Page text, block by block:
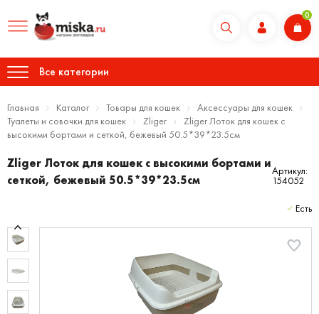
0
Все категории
Главная Каталог Товары для кошек
Аксессуары для кошек
Туалеты и совочки для кошек
Zliger
Zliger Лоток для кошек с
высокими бортами и сеткой, бежевый 50.5*39*23.5см
Zliger Лоток для кошек с высокими бортами и
сеткой, бежевый 50.5*39*23.5см
Артикул:
154052
Есть